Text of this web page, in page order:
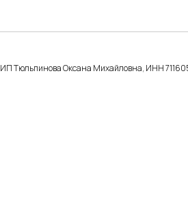
ИП Тюльпинова Оксана Михайловна, ИНН